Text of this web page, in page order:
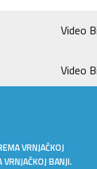
VRNJAČKOJ
BANJI.